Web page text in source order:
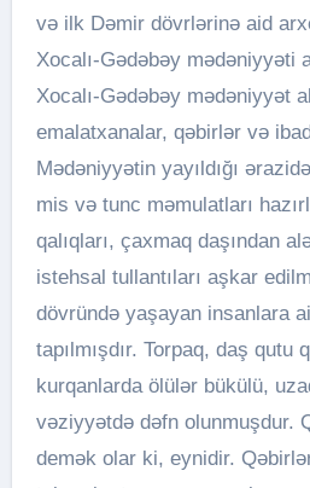
və ilk Dəmir dövrlərinə aid
Xocalı-Gədəbəy mədəniyyəti
Xocalı-Gədəbəy mədəniyyət
emalatxanalar, qəbirlər və
Mədəniyyətin yayıldığı
mis və tunc məmulatları
qalıqları, çaxmaq daşından
istehsal tullantıları aşkar
dövründə yaşayan insanlara
tapılmışdır. Torpaq, daş qutu
kurqanlarda ölülər bükülü,
vəziyyətdə dəfn olunmuşdur.
demək olar ki, eynidir.